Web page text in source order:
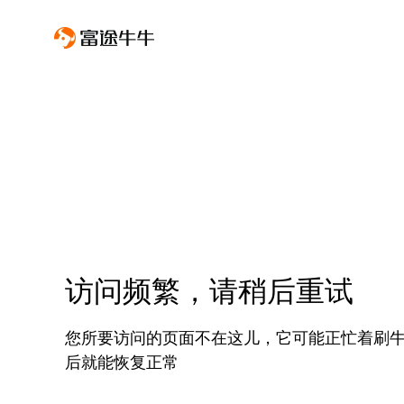
访问频繁，请稍后重试
您所要访问的页面不在这儿，它可能正忙着刷
后就能恢复正常